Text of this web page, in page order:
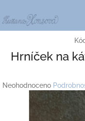
na
obsah
Hrníček na
Průměrné
hodnocení
Neohodnoceno